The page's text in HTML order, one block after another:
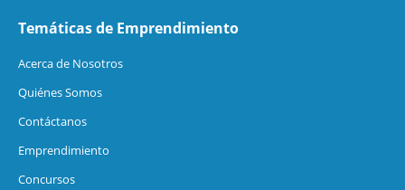
Temáticas de Emprendimiento
Acerca de Nosotros
Quiénes Somos
Contáctanos
Emprendimiento
Concursos